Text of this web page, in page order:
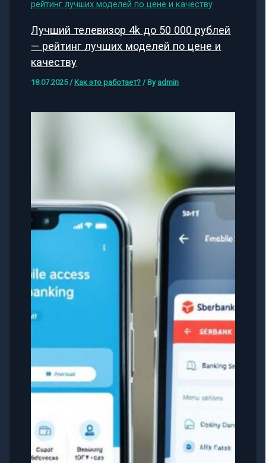
Лучший телевизор 4k до 50 000 рублей
— рейтинг лучших моделей по цене и
качеству
18.07.2025 / Как это работает? / By admin